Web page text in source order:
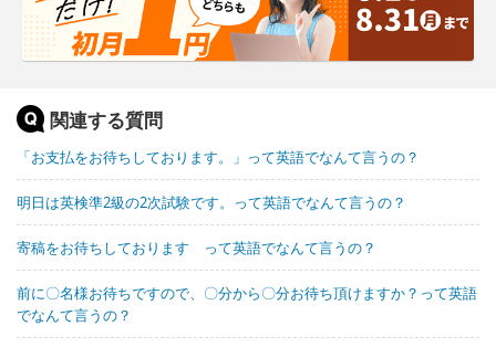
関連する質問
「お支払をお待ちしております。」って英語でなんて言うの？
明日は英検準2級の2次試験です。って英語でなんて言うの？
寄稿をお待ちしております って英語でなんて言うの？
前に〇名様お待ちですので、〇分から〇分お待ち頂けますか？って英語
でなんて言うの？